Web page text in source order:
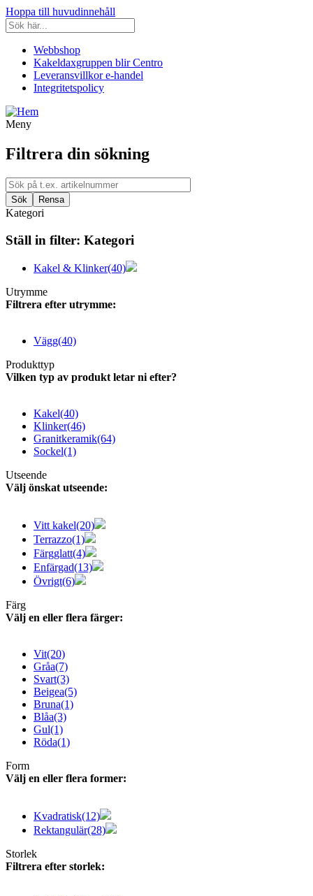
Hoppa till huvudinnehåll
Webbshop
Kakeldaxgruppen blir Centro
Leveransvillkor e-handel
Integritetspolicy
Meny
Filtrera din sökning
Kategori
Ställ in filter: Kategori
Kakel & Klinker(40)
Utrymme
Filtrera efter utrymme:
Vägg(40)
Produkttyp
Vilken typ av produkt letar ni efter?
Kakel(40)
Klinker(46)
Granitkeramik(64)
Sockel(1)
Utseende
Välj önskat utseende:
Vitt kakel(20)
Terrazzo(1)
Färgglatt(4)
Enfärgad(13)
Övrigt(6)
Färg
Välj en eller flera färger:
Vit(20)
Gråa(7)
Svart(3)
Beigea(5)
Bruna(1)
Blåa(3)
Gul(1)
Röda(1)
Form
Välj en eller flera former:
Kvadratisk(12)
Rektangulär(28)
Storlek
Filtrera efter storlek: